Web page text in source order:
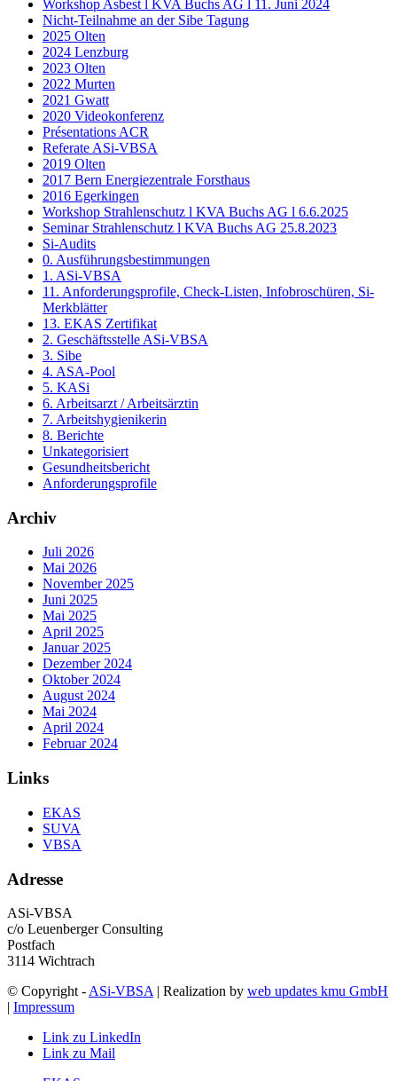
Workshop Asbest l KVA Buchs AG l 11. Juni 2024
Nicht-Teilnahme an der Sibe Tagung
2025 Olten
2024 Lenzburg
2023 Olten
2022 Murten
2021 Gwatt
2020 Videokonferenz
Présentations ACR
Referate ASi-VBSA
2019 Olten
2017 Bern Energiezentrale Forsthaus
2016 Egerkingen
Workshop Strahlenschutz l KVA Buchs AG l 6.6.2025
Seminar Strahlenschutz l KVA Buchs AG 25.8.2023
Si-Audits
0. Ausführungsbestimmungen
1. ASi-VBSA
11. Anforderungsprofile, Check-Listen, Infobroschüren, Si-
Merkblätter
13. EKAS Zertifikat
2. Geschäftsstelle ASi-VBSA
3. Sibe
4. ASA-Pool
5. KASi
6. Arbeitsarzt / Arbeitsärztin
7. Arbeitshygienikerin
8. Berichte
Unkategorisiert
Gesundheitsbericht
Anforderungsprofile
Archiv
Juli 2026
Mai 2026
November 2025
Juni 2025
Mai 2025
April 2025
Januar 2025
Dezember 2024
Oktober 2024
August 2024
Mai 2024
April 2024
Februar 2024
Links
EKAS
SUVA
VBSA
Adresse
ASi-VBSA
c/o Leuenberger Consulting
Postfach
3114 Wichtrach
© Copyright - ASi-VBSA | Realization by web updates kmu GmbH
| Impressum
Link zu LinkedIn
Link zu Mail